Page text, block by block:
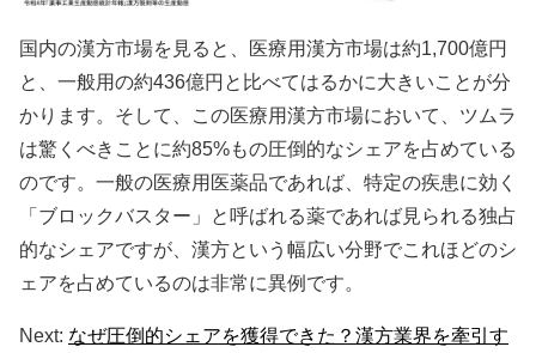
国内の漢方市場を見ると、医療用漢方市場は約1,700億円
と、一般用の約436億円と比べてはるかに大きいことが分
かります。そして、この医療用漢方市場において、ツムラ
は驚くべきことに約85%もの圧倒的なシェアを占めている
のです。一般の医療用医薬品であれば、特定の疾患に効く
「ブロックバスター」と呼ばれる薬であれば見られる独占
的なシェアですが、漢方という幅広い分野でこれほどのシ
ェアを占めているのは非常に異例です。
Next: なぜ圧倒的シェアを獲得できた？漢方業界を牽引す